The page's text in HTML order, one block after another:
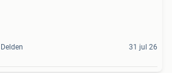
Delden 31 jul 26